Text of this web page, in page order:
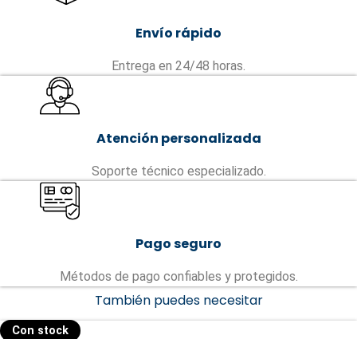
Envío rápido
Entrega en 24/48 horas.
Atención personalizada
Soporte técnico especializado.
Pago seguro
Métodos de pago confiables y protegidos.
También puedes necesitar
Con stock